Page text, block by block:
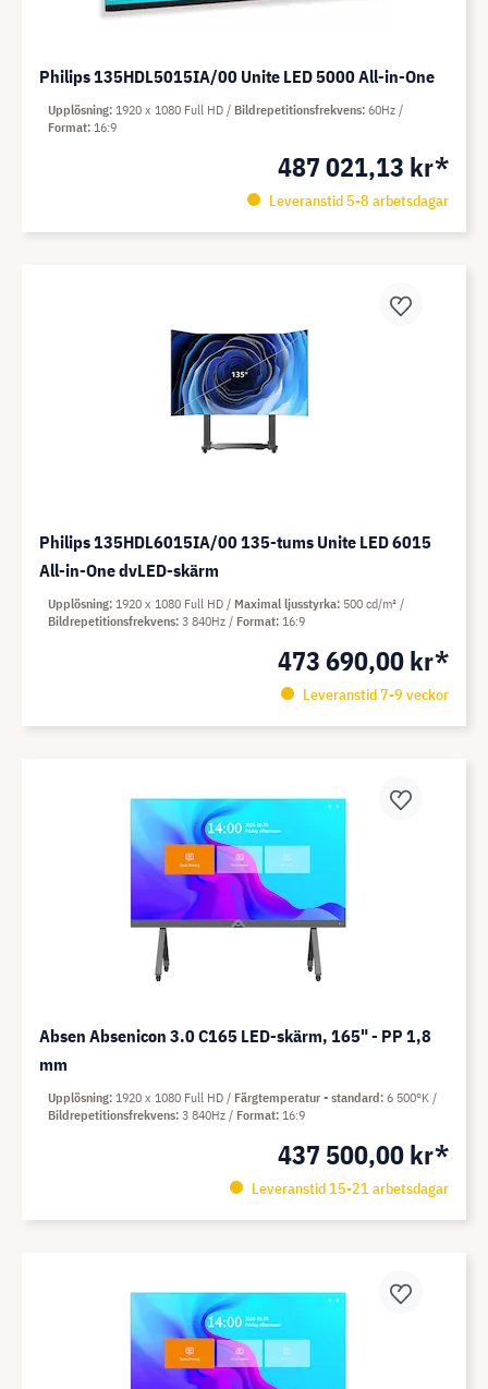
Philips 135HDL5015IA/00 Unite LED 5000 All-in-One
487 021,13 kr*
Leveranstid 5-8 arbetsdagar
Upplösning 1920 x 1080 Full HD Bildrepetitionsfrekvens 60Hz
Format 16:9
Philips 135HDL6015IA/00 135-tums Unite LED 6015
All-in-One dvLED-skärm
473 690,00 kr*
Leveranstid 7-9 veckor
Upplösning 1920 x 1080 Full HD Maximal ljusstyrka 500 cd/m²
Bildrepetitionsfrekvens 3 840Hz Format 16:9
Absen Absenicon 3.0 C165 LED-skärm, 165" - PP 1,8
mm
437 500,00 kr*
Leveranstid 15-21 arbetsdagar
Upplösning 1920 x 1080 Full HD Färgtemperatur - standard 6 500°K
Bildrepetitionsfrekvens 3 840Hz Format 16:9